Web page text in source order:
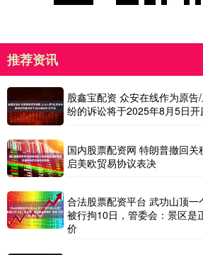
推荐资讯
股鑫宝配资 众安在线作为原
纷的诉讼将于2025年8月5日开
国内股票配资网 特朗普撤回
启美欧贸易协议表决
合法股票配资平台 武功山顶
被行拘10日，管委会：景区是
价